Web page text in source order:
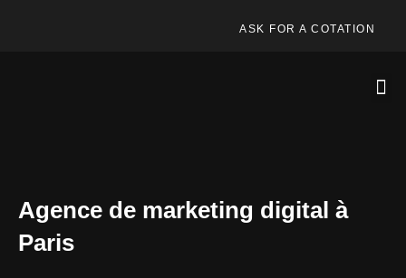
ASK FOR A COTATION
Agence de marketing digital à
Paris